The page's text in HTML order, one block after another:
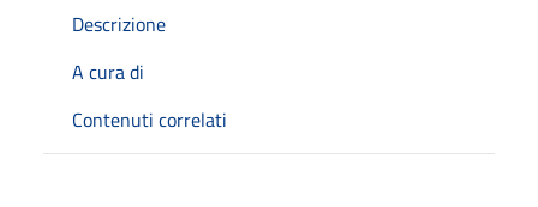
Descrizione
A cura di
Contenuti correlati